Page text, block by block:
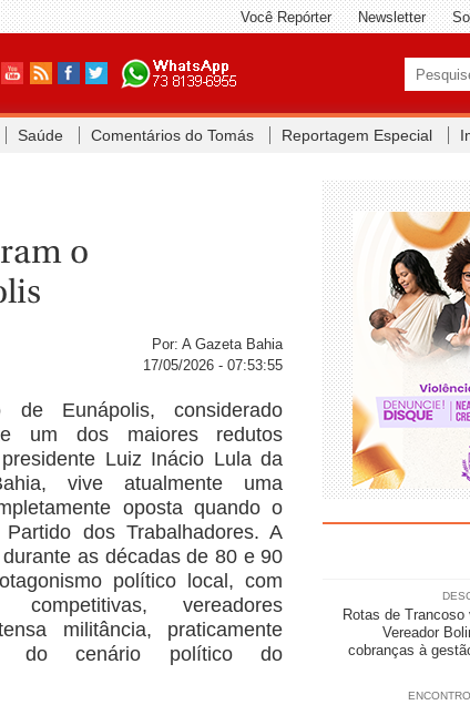
Você Repórter Newsletter
Saúde Comentários do Tomás Reportagem Especial
o
Por: A Gazeta Bahia
17/05/2026 - 07:53:55
de Eunápolis, considerado
um dos maiores redutos
Luiz Inácio Lula da
vive atualmente uma
oposta quando o
dos Trabalhadores. A
as décadas de 80 e 90
político local, com
competitivas, vereadores
militância, praticamente
do cenário político do
Rotas de
Vereador
cobranças à